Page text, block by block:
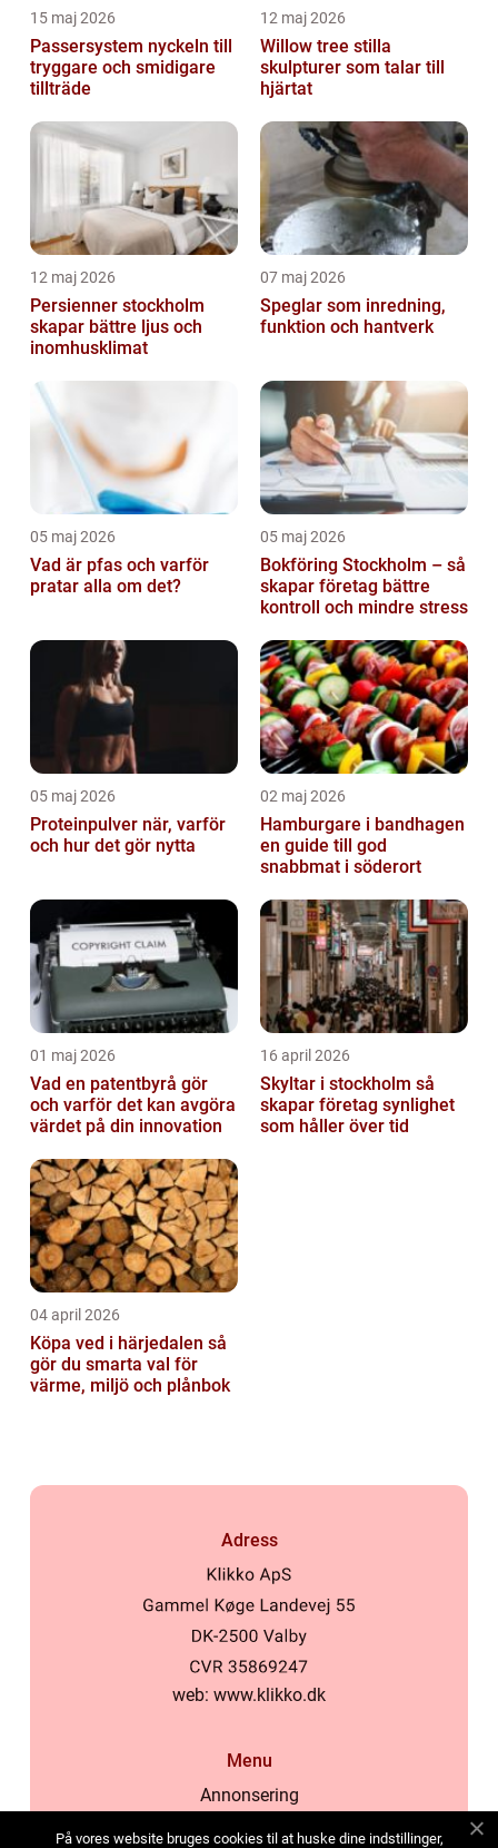
15 maj 2026
Passersystem nyckeln till
tryggare och smidigare
tillträde
12 maj 2026
Willow tree stilla
skulpturer som talar till
hjärtat
12 maj 2026
Persienner stockholm
skapar bättre ljus och
inomhusklimat
07 maj 2026
Speglar som inredning,
funktion och hantverk
05 maj 2026
Vad är pfas och varför
pratar alla om det?
05 maj 2026
Bokföring Stockholm – så
skapar företag bättre
kontroll och mindre stress
05 maj 2026
Proteinpulver när, varför
och hur det gör nytta
02 maj 2026
Hamburgare i bandhagen
en guide till god
snabbmat i söderort
01 maj 2026
Vad en patentbyrå gör
och varför det kan avgöra
värdet på din innovation
16 april 2026
Skyltar i stockholm så
skapar företag synlighet
som håller över tid
04 april 2026
Köpa ved i härjedalen så
gör du smarta val för
värme, miljö och plånbok
Adress
web: www.klikko.dk
Menu
Annonsering
På vores website bruges cookies til at huske dine indstillinger,